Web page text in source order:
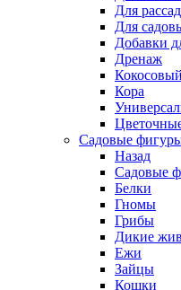
Для
Для
Добавки
Дренаж
Кора
Садовые
Назад
Садовые
Белки
Гномы
Грибы
Дикие
Ежи
Зайцы
Кошки